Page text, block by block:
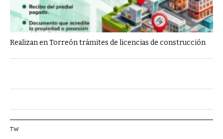
Realizan en Torreón trámites de licencias de construcción
TW